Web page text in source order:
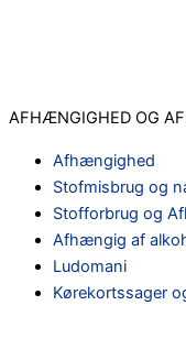
AFHÆNGIGHED OG
Afhængighed
Stofmisbrug og
Stofforbrug og
Afhængig af
Ludomani
Kørekortssager